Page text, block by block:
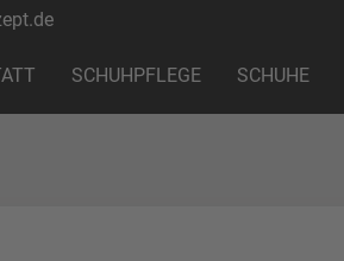
SCHUHPFLEGE SCHUHE